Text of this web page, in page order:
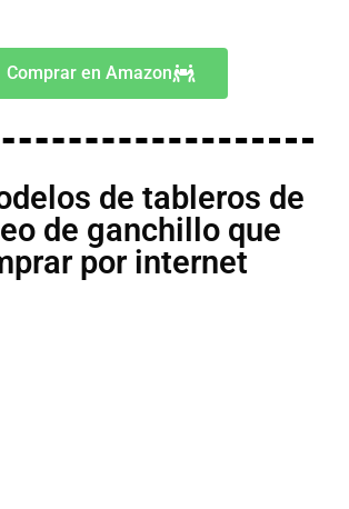
Comprar en Amazon
de tableros de
de ganchillo que
por internet